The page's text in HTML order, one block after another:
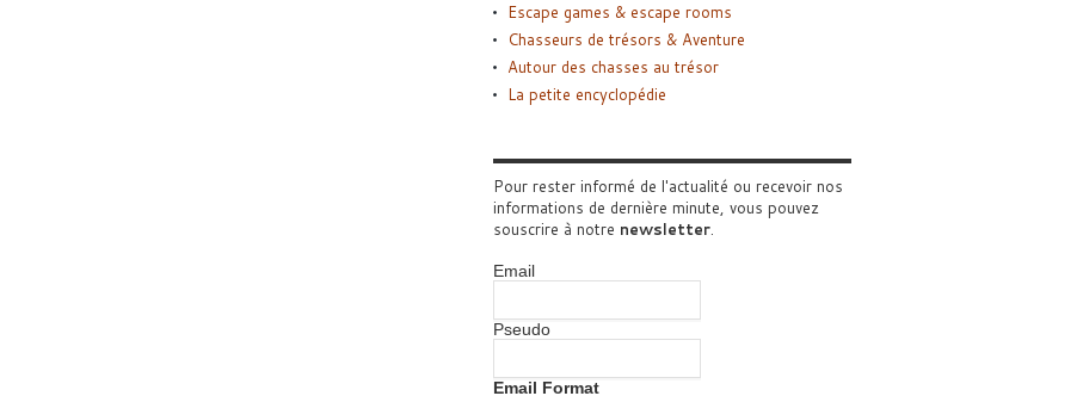
Escape games & escape rooms
Chasseurs de trésors & Aventure
Autour des chasses au trésor
La petite encyclopédie
Pour rester informé de l'actualité ou recevoir nos
informations de dernière minute, vous pouvez
souscrire à notre newsletter.
Email
Pseudo
Email Format